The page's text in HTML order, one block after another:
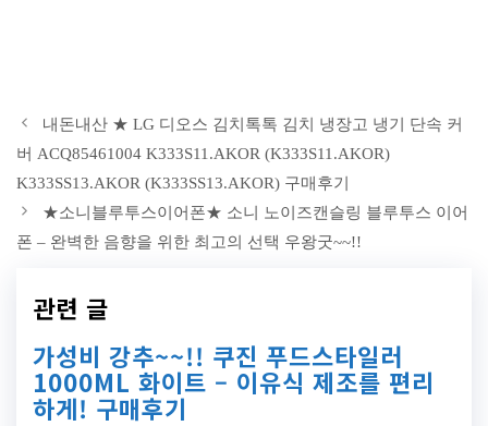
내돈내산 ★ LG 디오스 김치톡톡 김치 냉장고 냉기 단속 커
버 ACQ85461004 K333S11.AKOR (K333S11.AKOR)
K333SS13.AKOR (K333SS13.AKOR) 구매후기
★소니블루투스이어폰★ 소니 노이즈캔슬링 블루투스 이어
폰 – 완벽한 음향을 위한 최고의 선택 우왕굿~~!!
관련 글
가성비 강추~~!! 쿠진 푸드스타일러
1000ML 화이트 – 이유식 제조를 편리
하게! 구매후기